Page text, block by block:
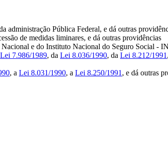
administração Pública Federal, e dá outras
de medidas liminares, e dá outras providências
e do Instituto Nacional do Seguro Social -
Lei 7.986/1989, da Lei 8.036/1990, da Lei 8.212/1991
, a Lei 8.031/1990, a Lei 8.250/1991 , e dá outras